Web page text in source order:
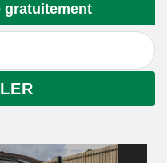
gratuitement